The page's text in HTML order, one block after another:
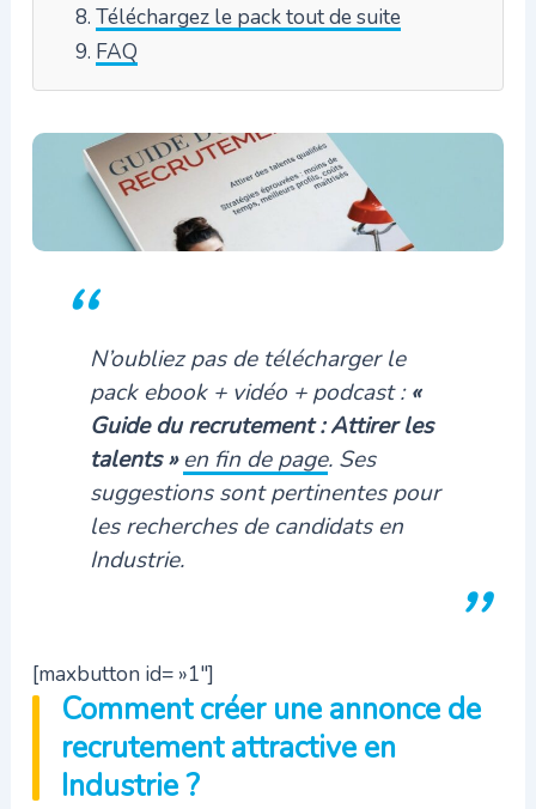
Téléchargez le pack tout de suite
FAQ
N’oubliez pas de télécharger le
pack ebook + vidéo + podcast :«
Guide du recrutement : Attirer les
talents » en fin de page. Ses
suggestions sont pertinentes pour
les recherches de candidats en
Industrie.
[maxbutton id= »1″]
Comment créer une annonce de
recrutement attractive en
Industrie ?